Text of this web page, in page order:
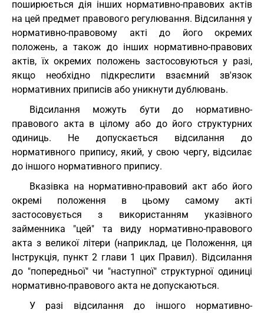
поширюється дія інших нормативно-правових актів
на цей предмет правового регулювання. Відсилання у
нормативно-правовому акті до його окремих
положень, а також до інших нормативно-правових
актів, їх окремих положень застосовуються у разі,
якщо необхідно підкреслити взаємний зв'язок
нормативних приписів або уникнути дублювань.
Відсилання можуть бути до нормативно-
правового акта в цілому або до його структурних
одиниць. Не допускається відсилання до
нормативного припису, який, у свою чергу, відсилає
до іншого нормативного припису.
Вказівка на нормативно-правовий акт або його
окремі положення в цьому самому акті
застосовується з використанням указівного
займенника "цей" та виду нормативно-правового
акта з великої літери (наприклад, це Положення, ця
Інструкція, пункт 2 глави 1 цих Правил). Відсилання
до "попередньої" чи "наступної" структурної одиниці
нормативно-правового акта не допускаються.
У разі відсилання до іншого нормативно-